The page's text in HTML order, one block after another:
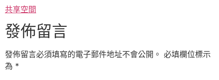
共享空間
發佈留言
發佈留言必須填寫的電子郵件地址不會公開。 必填欄位標示
為 *